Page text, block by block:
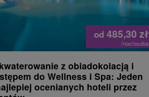
od 485,30 zł
/noc/osoba
z obiadokolacją i
do Wellness i Spa: Jeden
ocenianych hoteli przez